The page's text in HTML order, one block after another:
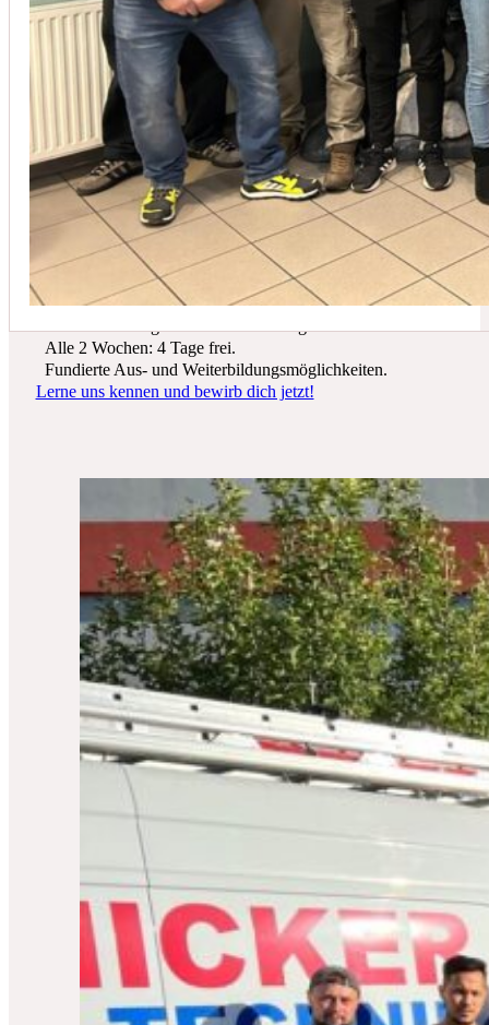
In der Regel empfehlen wir eine Wartung mindestens einmal
Du suchst einen zukunftssicheren Arbeitsplatz? Bei Schicker Technik
erwarten dich spannende Projekte, ein freundliches Team und beste
Entwicklungsmöglichkeiten.
Wir bieten dir:
Ein sicherer Arbeitsplatz in einer krisenfesten Branche.
Alle 2 Wochen: 4 Tage frei.
Fundierte Aus- und Weiterbildungsmöglichkeiten.
Lerne uns kennen und bewirb dich jetzt!